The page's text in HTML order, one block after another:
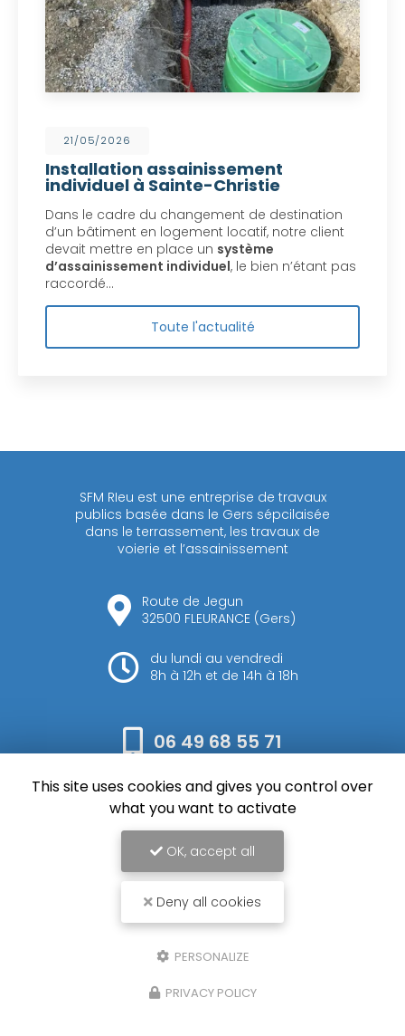
21/05/2026
Installation assainissement
individuel à Sainte-Christie
Dans le cadre du changement de destination
d’un bâtiment en logement locatif, notre client
devait mettre en place un système
d’assainissement individuel, le bien n’étant pas
raccordé…
Toute l'actualité
SFM RIeu est une entreprise de travaux
publics basée dans le Gers sépcilaisée
dans le terrassement, les travaux de
voierie et l’assainissement
Route de Jegun
32500 FLEURANCE (Gers)
du lundi au vendredi
8h à 12h et de 14h à 18h
06 49 68 55 71
Envoyez votre message
SFM Rieu, Entreprise de terrassement et assainissement à Auch
Mentions légales
Liens utiles
Demande de Devis
This site uses cookies and gives you control over
what you want to activate
OK, accept all
Deny all cookies
PERSONALIZE
PRIVACY POLICY